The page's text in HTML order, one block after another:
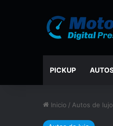
PICKUP
Inicio / Autos de lujo